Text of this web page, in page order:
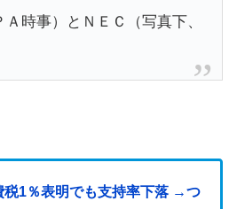
税1％表明でも支持率下落 →つ